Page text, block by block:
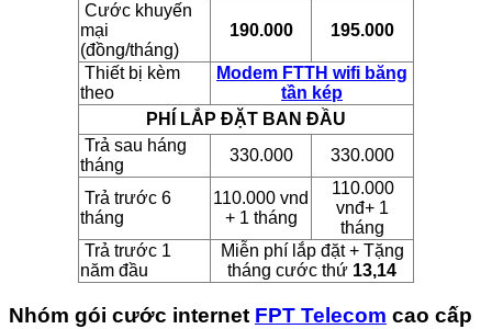
Cước khuyến
mại
(đồng/tháng)
190.000 195.000
Thiết bị kèm
theo
Modem FTTH wifi băng
tần kép
PHÍ LẮP ĐẶT BAN ĐẦU
Trả sau háng
tháng
330.000 330.000
Trả trước 6
tháng
110.000 vnd
+ 1 tháng
110.000
vnđ+ 1
tháng
Trả trước 1
năm đầu
Miễn phí lắp đặt + Tặng
tháng cước thứ 13,14
Nhóm gói cước internet FPT Telecom cao cấp